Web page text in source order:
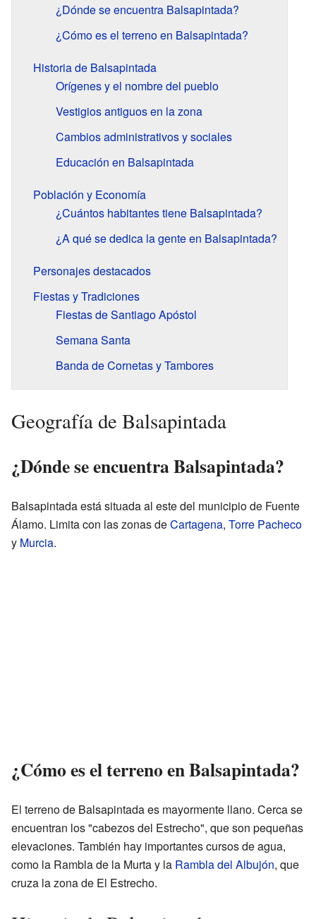
¿Dónde se encuentra Balsapintada?
¿Cómo es el terreno en Balsapintada?
Historia de Balsapintada
Orígenes y el nombre del pueblo
Vestigios antiguos en la zona
Cambios administrativos y sociales
Educación en Balsapintada
Población y Economía
¿Cuántos habitantes tiene Balsapintada?
¿A qué se dedica la gente en Balsapintada?
Personajes destacados
Fiestas y Tradiciones
Fiestas de Santiago Apóstol
Semana Santa
Banda de Cornetas y Tambores
Geografía de Balsapintada
¿Dónde se encuentra Balsapintada?
Balsapintada está situada al este del municipio de Fuente
Álamo. Limita con las zonas deCartagena, Torre Pacheco
y Murcia.
¿Cómo es el terreno en Balsapintada?
El terreno de Balsapintada es mayormente llano. Cerca se
encuentran los "cabezos del Estrecho", que son pequeñas
elevaciones. También hay importantes cursos de agua,
como la Rambla de la Murta y la Rambla del Albujón, que
cruza la zona de El Estrecho.